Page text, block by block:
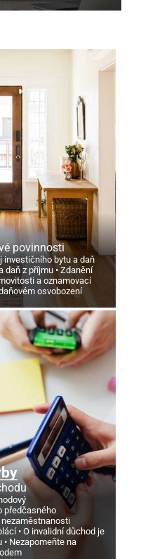
povinnosti
investičního bytu a daň
daň z příjmu
Zdanění
a oznamovací
osvobození
předčasného
nezaměstnanosti
O invalidní důchod je
Nezapomeňte na